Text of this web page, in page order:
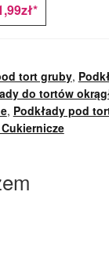
tort gruby,
do tortów
, Podkłady pod